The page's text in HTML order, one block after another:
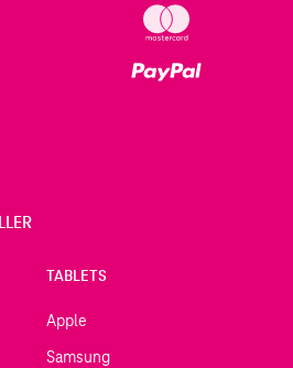
TABLETS
Apple
Samsung